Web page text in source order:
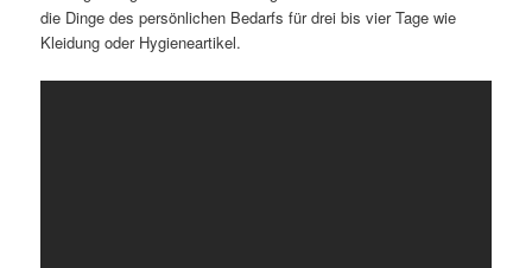
die Dinge des persönlichen Bedarfs für drei bis vier Tage wie
Kleidung oder Hygieneartikel.